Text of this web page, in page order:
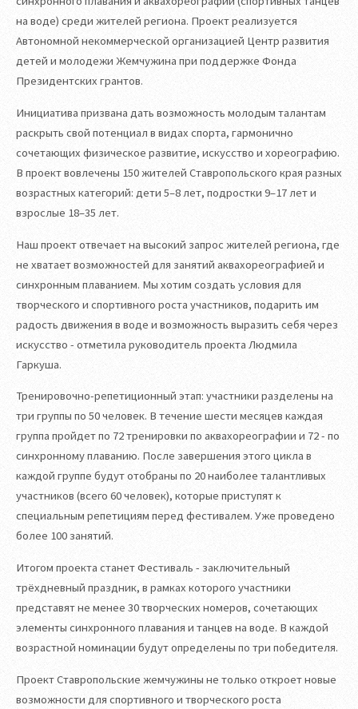
на воде) среди жителей региона. Проект реализуется
Автономной некоммерческой организацией Центр развития
детей и молодежи Жемчужина при поддержке Фонда
Президентских грантов.
Инициатива призвана дать возможность молодым талантам
раскрыть свой потенциал в видах спорта, гармонично
сочетающих физическое развитие, искусство и хореографию.
В проект вовлечены 150 жителей Ставропольского края разных
возрастных категорий: дети 5–8 лет, подростки 9–17 лет и
взрослые 18–35 лет.
Наш проект отвечает на высокий запрос жителей региона, где
не хватает возможностей для занятий аквахореографией и
синхронным плаванием. Мы хотим создать условия для
творческого и спортивного роста участников, подарить им
радость движения в воде и возможность выразить себя через
искусство - отметила руководитель проекта Людмила
Гаркуша.
Тренировочно-репетиционный этап: участники разделены на
три группы по 50 человек. В течение шести месяцев каждая
группа пройдет по 72 тренировки по аквахореографии и 72 - по
синхронному плаванию. После завершения этого цикла в
каждой группе будут отобраны по 20 наиболее талантливых
участников (всего 60 человек), которые приступят к
специальным репетициям перед фестивалем. Уже проведено
более 100 занятий.
Итогом проекта станет Фестиваль - заключительный
трёхдневный праздник, в рамках которого участники
представят не менее 30 творческих номеров, сочетающих
элементы синхронного плавания и танцев на воде. В каждой
возрастной номинации будут определены по три победителя.
Проект Ставропольские жемчужины не только откроет новые
возможности для спортивного и творческого роста